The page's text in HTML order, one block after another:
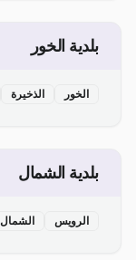
بلدية الخور
الخور الذخيرة
بلدية الشمال
الرويس الشمال